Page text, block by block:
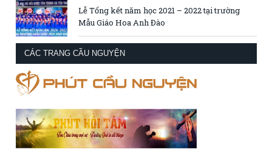
Lễ Tổng kết năm học 2021 – 2022 tại trường
Mẫu Giáo Hoa Anh Đào
CÁC TRANG CẦU NGUYỆN